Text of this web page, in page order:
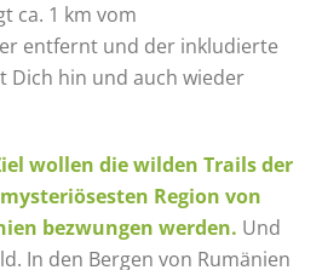
ca. 1 km vom
entfernt und der inkludierte
Dich hin und auch wieder
wollen die wilden Trails der
Region von
bezwungen werden. Und
In den Bergen von Rumänien